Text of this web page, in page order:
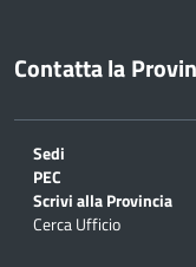
Contatta la
Sedi
PEC
Scrivi alla Provincia
Cerca Ufficio